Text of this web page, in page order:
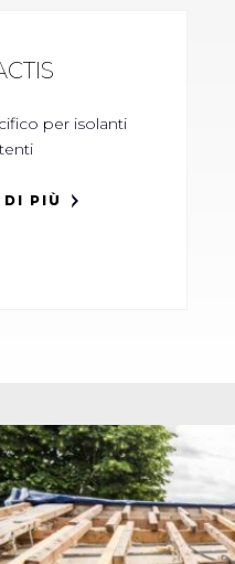
per isolanti
DI PIÙ